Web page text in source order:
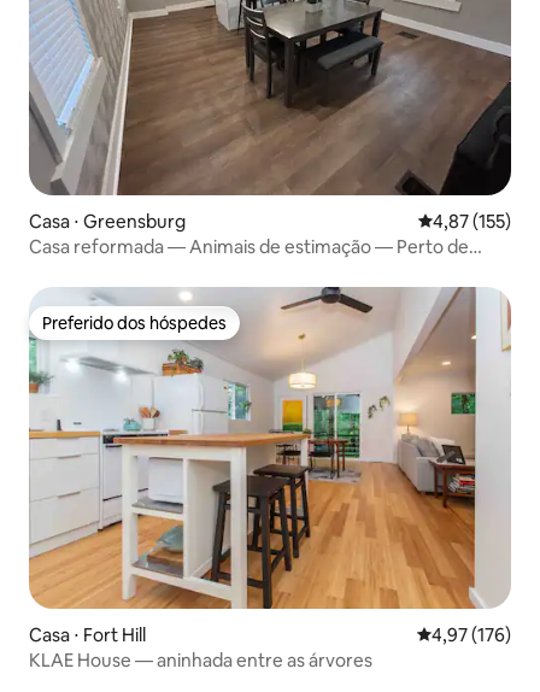
Casa ⋅ Greensburg 4,87 de uma
4,87 (155)
Casa reformada — Animais de estimação — Perto de
Preferido dos hóspedes
Preferido dos hóspedes
Casa ⋅ Fort Hill 4,97 de uma
4,97 (176)
KLAE House — aninhada entre as árvores